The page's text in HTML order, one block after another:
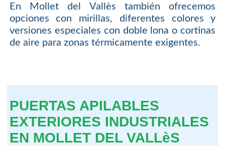
En Mollet del Vallès también ofrecemos
opciones con mirillas, diferentes colores y
versiones especiales con doble lona o cortinas
de aire para zonas térmicamente exigentes.
PUERTAS APILABLES
EXTERIORES INDUSTRIALES
EN MOLLET DEL VALLèS